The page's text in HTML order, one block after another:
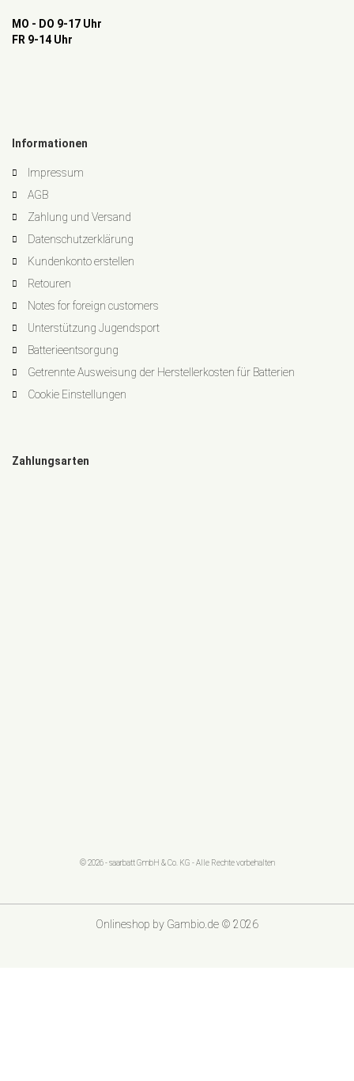
MO - DO 9-17 Uhr
FR 9-14 Uhr
Informationen
Impressum
AGB
Zahlung und Versand
Datenschutzerklärung
Kundenkonto erstellen
Retouren
Notes for foreign customers
Unterstützung Jugendsport
Batterieentsorgung
Getrennte Ausweisung der Herstellerkosten für Batterien
Cookie Einstellungen
Zahlungsarten
© 2026 - saarbatt GmbH & Co. KG - Alle Rechte vorbehalten
Onlineshop by Gambio.de © 2026